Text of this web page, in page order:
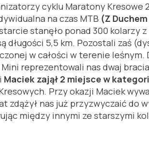
cyklu Maratony Kresowe
na czas MTB (Z
stanęło ponad 300 kolarzy
długości 5,5 km. Pozostali zaś
w całości w terenie leśnym.
reprezentowali nas dwaj
Maciek zajął 2 miejsce w
Przy okazji Maciek
zdążył nas już przyzwyczaić do
między innymi ze starszymi